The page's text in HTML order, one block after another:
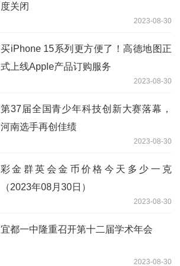
度关闭
2023-08-30
买iPhone 15系列更方便了！高德地图正
式上线Apple产品订购服务
2023-08-30
第37届全国青少年科技创新大赛落幕，
河南选手再创佳绩
2023-08-30
彩金群英会金币价格今天多少一克
（2023年08月30日）
2023-08-30
宜都一中隆重召开第十二届学术年会
2023-08-30